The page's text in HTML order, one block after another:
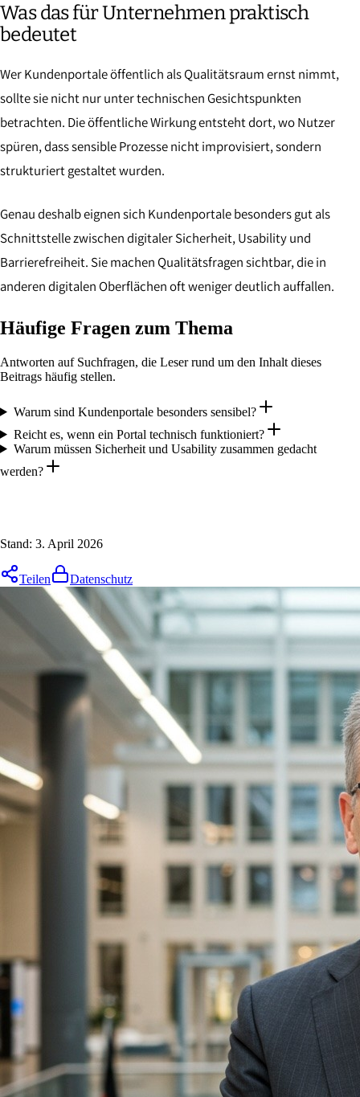
Was das für Unternehmen praktisch
bedeutet
Wer Kundenportale öffentlich als Qualitätsraum ernst nimmt,
sollte sie nicht nur unter technischen Gesichtspunkten
betrachten. Die öffentliche Wirkung entsteht dort, wo Nutzer
spüren, dass sensible Prozesse nicht improvisiert, sondern
strukturiert gestaltet wurden.
Genau deshalb eignen sich Kundenportale besonders gut als
Schnittstelle zwischen digitaler Sicherheit, Usability und
Barrierefreiheit. Sie machen Qualitätsfragen sichtbar, die in
anderen digitalen Oberflächen oft weniger deutlich auffallen.
Häufige Fragen zum Thema
Antworten auf Suchfragen, die Leser rund um den Inhalt dieses
Beitrags häufig stellen.
Warum sind Kundenportale besonders sensibel?
Reicht es, wenn ein Portal technisch funktioniert?
Warum müssen Sicherheit und Usability zusammen gedacht
werden?
Stand: 3. April 2026
Teilen Datenschutz